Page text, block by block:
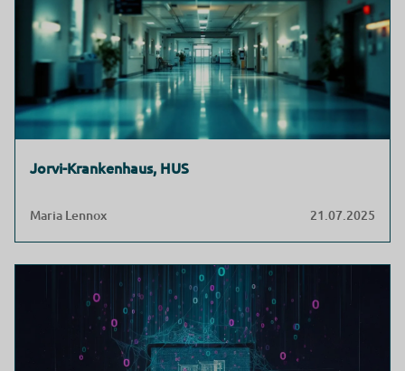
Jorvi-Krankenhaus, HUS
Maria Lennox 21.07.2025